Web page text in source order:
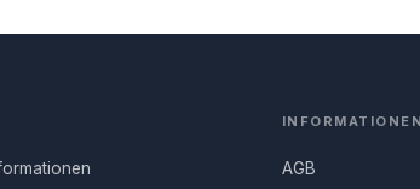
INFORMATIONEN
AGB